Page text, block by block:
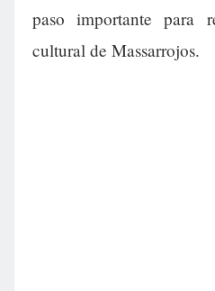
paso importante para
cultural de Massarrojos.